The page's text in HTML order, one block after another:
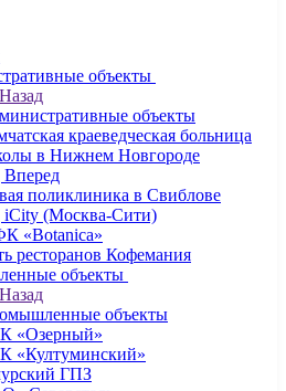
объекты
Назад
объекты
краеведческая больница
в Нижнем Новгороде
поликлиника в Свиблове
(Москва-Сити)
«Botanica»
ресторанов Кофемания
объекты
Назад
объекты
«Озерный»
«Култуминский»
ГПЗ